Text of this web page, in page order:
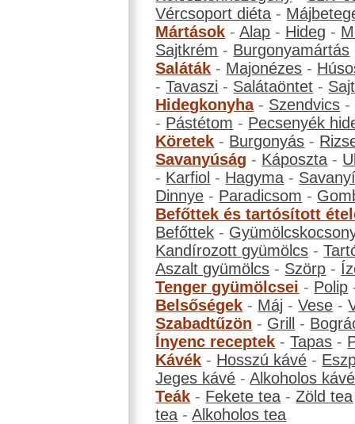
Vércsoport diéta -
Mártások -Alap - Hideg -
Sajtkrém - Burgonyamártás
Saláták - Majonézes -
-Tavaszi - Salátaöntet -
Hidegkonyha- Szendvics -
- Pástétom - Pecsenyék
Köretek - Burgonyás -
Savanyúság - Káposzta -
- Karfiol - Hagyma -
Dinnye - Paradicsom -
Befőttek és tartósított
Befőttek -
Kandírozott gyümölcs -
Aszalt gyümölcs - Szörp -
Tenger gyümölcsei - Polip
Belsőségek - Máj -Vese -
Szabadtűzön - Grill -
Ínyenc receptek -Tapas -
Kávék - Hosszú kávé -
Jeges kávé -Alkoholos kávé
Teák - Fekete tea -Zöld tea
tea -Alkoholos tea